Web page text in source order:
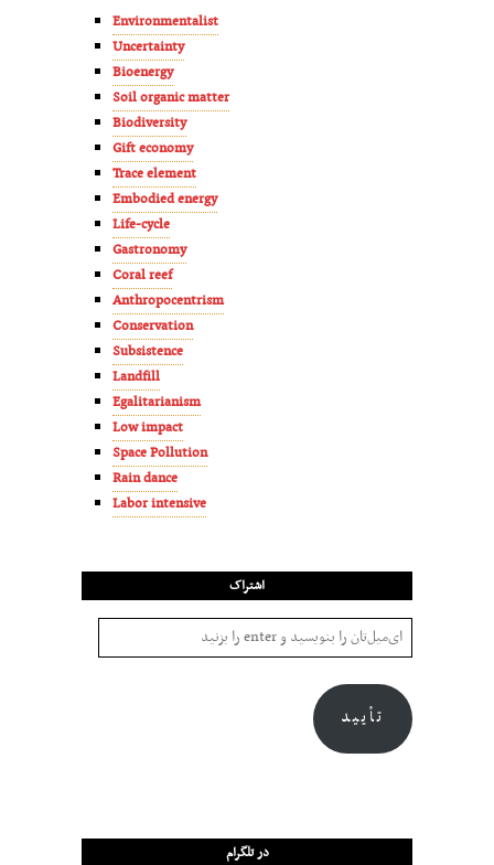
Environmentalist
Uncertainty
Bioenergy
Soil organic matter
Biodiversity
Gift economy
Trace element
Embodied energy
Life-cycle
Gastronomy
Coral reef
Anthropocentrism
Conservation
Subsistence
Landfill
Egalitarianism
Low impact
Space Pollution
Rain dance
Labor intensive
اشتراک
تأیید
در تلگرام